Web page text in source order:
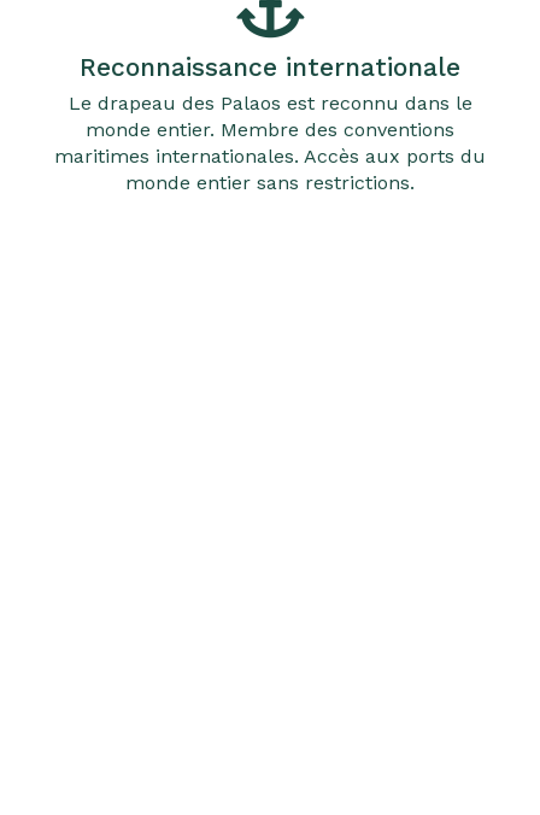
Reconnaissance internationale
Le drapeau des Palaos est reconnu dans le
monde entier. Membre des conventions
maritimes internationales. Accès aux ports du
monde entier sans restrictions.